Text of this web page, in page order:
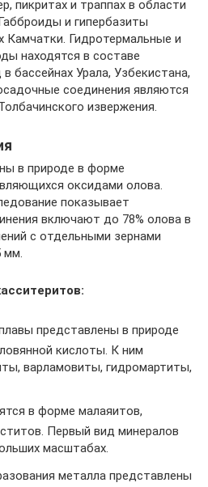
пикритах и траппах в области
и гипербазиты
Камчатки. Гидротермальные и
находятся в составе
бассейнах Урала, Узбекистана,
соединения являются
извержения.
в природе в форме
оксидами олова.
показывает
включают до 78% олова в
с отдельными зернами
мм.
представлены в природе
кислоты. К ним
варламовиты, гидромартиты,
в форме малаяитов,
Первый вид минералов
масштабах.
металла представлены